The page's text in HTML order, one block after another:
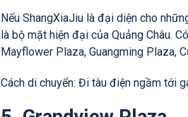
Nếu ShangXiaJiu là đại diện cho
là bộ mặt hiện đại của Quảng Châu.
Mayflower Plaza, Guangming Plaza,
Cách di chuyển: Đi tàu điện ngầm tới